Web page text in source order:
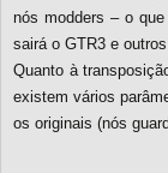
nós modders – o
sairá o GTR3 e
Quanto à
existem vários
os originais (nós